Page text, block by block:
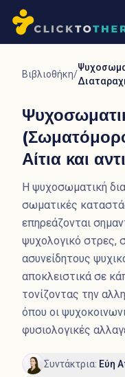
Βιβλιοθήκη/
Αίτια και
Η ψυχοσωματική
σωματικές
επηρεάζονται
ψυχολογικό στρες,
ασυνείδητους
αποκλειστικά σε
τονίζοντας την
όπου οι
φυσιολογικές
Συντάκτρια: Εύη